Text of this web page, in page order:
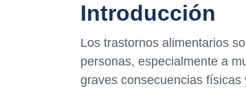
Introducción
Los trastornos alimentarios
personas, especialmente a
graves consecuencias